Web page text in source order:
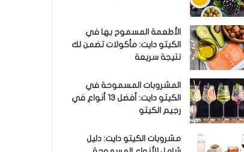
الأطعمة المسموح بها في
الكيتو دايت: مأكولات تضمن لك
نتيجة سريعة
المشروبات المسموحة في
الكيتو دايت: أفضل 13 أنواع في
رجيم الكيتو
مشروبات الكيتو دايت: دليل